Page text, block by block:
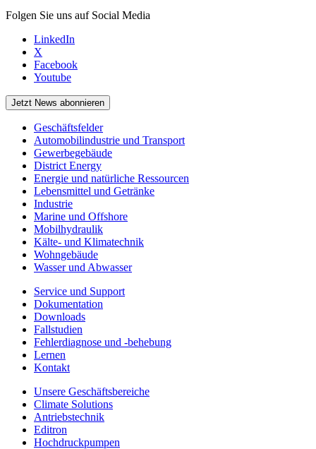
Folgen Sie uns auf Social Media
LinkedIn
X
Facebook
Youtube
Jetzt News abonnieren
Geschäftsfelder
Automobilindustrie und Transport
Gewerbegebäude
District Energy
Energie und natürliche Ressourcen
Lebensmittel und Getränke
Industrie
Marine und Offshore
Mobilhydraulik
Kälte- und Klimatechnik
Wohngebäude
Wasser und Abwasser
Service und Support
Dokumentation
Downloads
Fallstudien
Fehlerdiagnose und -behebung
Lernen
Kontakt
Unsere Geschäftsbereiche
Climate Solutions
Antriebstechnik
Editron
Hochdruckpumpen